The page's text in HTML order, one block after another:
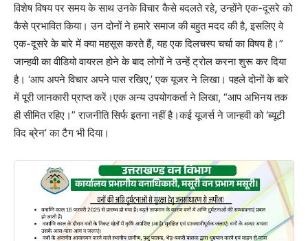
विशेष विषय पर समय के साथ उनके विचार कैसे बदलते रहे, उन्होंने एक-दूसरे को
कैसे प्रभावित किया। उन दोनों ने हमारे समाज की बहुत मदद की है, इसलिए वे
एक-दूसरे के बारे में क्या महसूस करते हैं, यह एक दिलचस्प चर्चा का विषय है।”
जान्हवी का वीडियो वायरल होने के बाद लोगों ने उन्हें ट्रोल करना शुरू कर दिया
है। ‘आप अपने विचार अपने पास रखिए,’ एक यूजर ने लिखा। पहले दोनों के बारे
में पूरी जानकारी प्राप्त करें।एक अन्य उपयोगकर्ता ने लिखा, “आप अभिनय तक
ही सीमित रहिए।” राजनीति सिर्फ इतना नहीं है।कई यूजर्स ने जान्हवी को ‘ब्यूटी
विद ब्रेन’ का टैग भी दिया।